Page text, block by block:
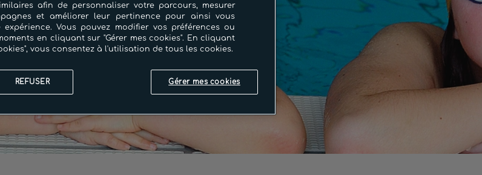
afin de personnaliser votre parcours, mesurer
et améliorer leur pertinence pour ainsi vous
Vous pouvez modifier vos préférences ou
en cliquant sur "Gérer mes cookies". En cliquant
vous consentez à l'utilisation de tous les cookies.
Gérer mes cookies
REFUSER